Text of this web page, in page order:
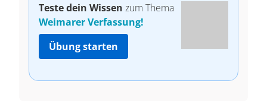
Teste dein Wissen zum Thema
Weimarer Verfassung!
Übung starten